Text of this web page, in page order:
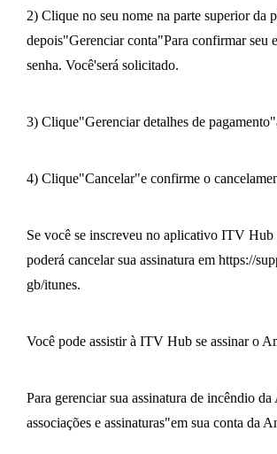
2) Clique no seu nome na parte superior da
depois"Gerenciar conta"Para confirmar seu
senha. Você'será solicitado.
3) Clique"Gerenciar detalhes de
4) Clique"Cancelar"e confirme o
Se você se inscreveu no aplicativo ITV
poderá cancelar sua assinatura em https://
gb/itunes.
Você pode assistir à ITV Hub se assinar o
Para gerenciar sua assinatura de incêndio
associações e assinaturas"em sua conta da